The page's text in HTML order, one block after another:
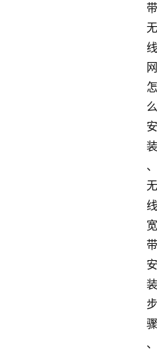
带
无
线
网
怎
么
安
装
、
无
线
宽
带
安
装
步
骤
、